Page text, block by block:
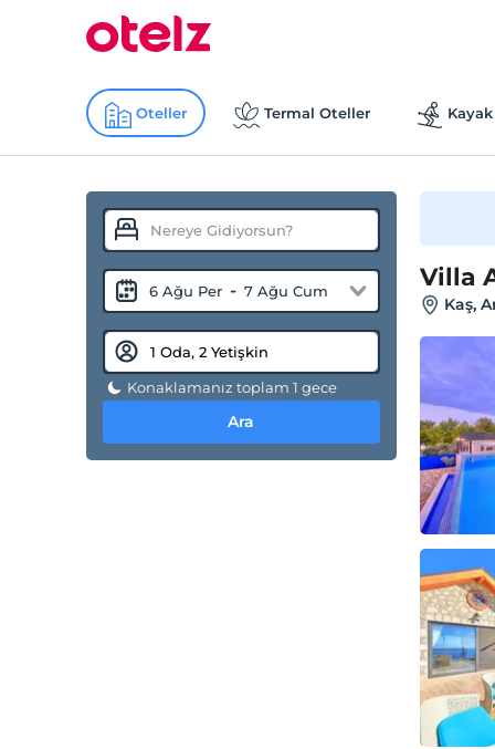
Oteller Termal Oteller
6 Ağu Per - 7 Ağu Cum
Konaklamanız toplam 1 gece
Ara
Villa
Kaş,